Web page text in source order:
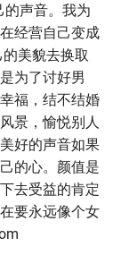
的声音。我为
经营自己变成
美貌去换取
为了讨好男
福，结不结婚
景，愉悦别人
好的声音如果
的心。颜值是
去受益的肯定
要永远像个女